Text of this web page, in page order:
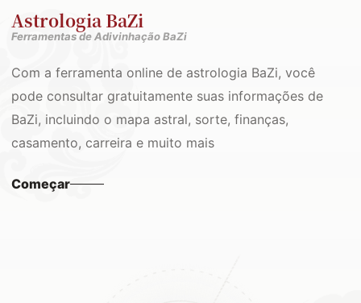
Astrologia BaZi
Ferramentas de Adivinhação BaZi
Com a ferramenta online de astrologia BaZi, você
pode consultar gratuitamente suas informações de
BaZi, incluindo o mapa astral, sorte, finanças,
casamento, carreira e muito mais
Começar